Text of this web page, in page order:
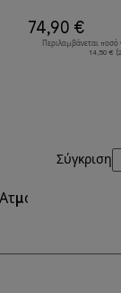
74,90 €
Περιλαμβάνεται
14,50 €
Σύγκριση